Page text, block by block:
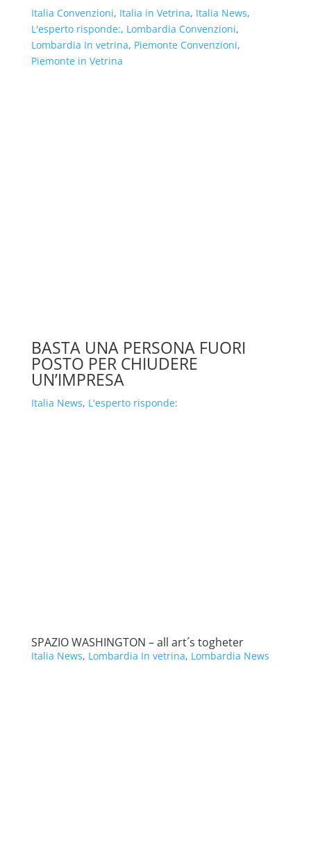
Italia Convenzioni, Italia in Vetrina, Italia News,
L'esperto risponde:, Lombardia Convenzioni,
Lombardia In vetrina, Piemonte Convenzioni,
Piemonte in Vetrina
BASTA UNA PERSONA FUORI
POSTO PER CHIUDERE
UN’IMPRESA
Italia News, L'esperto risponde:
SPAZIO WASHINGTON – all art´s togheter
Italia News, Lombardia In vetrina, Lombardia News